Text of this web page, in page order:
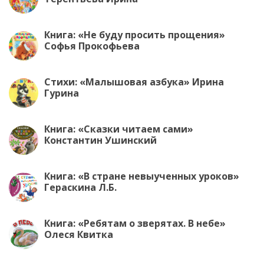
Книга: «Не буду просить прощения»
Софья Прокофьева
Стихи: «Малышовая азбука» Ирина
Гурина
Книга: «Сказки читаем сами»
Константин Ушинский
Книга: «В стране невыученных уроков»
Гераскина Л.Б.
Книга: «Ребятам о зверятах. В небе»
Олеся Квитка